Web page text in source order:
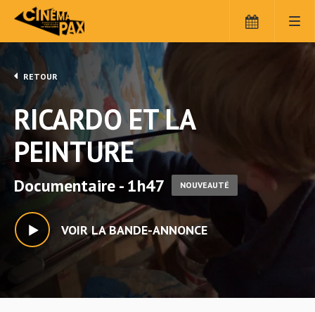
RETOUR
RICARDO ET LA
PEINTURE
Documentaire - 1h47 NOUVEAUTÉ
VOIR LA BANDE-ANNONCE